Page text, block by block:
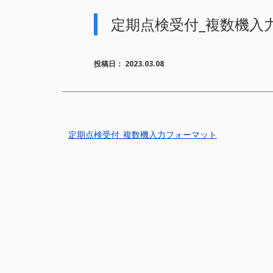
定期点検受付_複数機入
投稿日： 2023.03.08
定期点検受付_複数機入力フォーマット